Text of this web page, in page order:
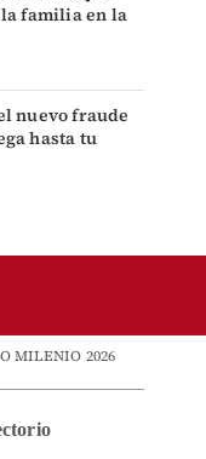
familia en la
nuevo fraude
hasta tu
MILENIO 2026